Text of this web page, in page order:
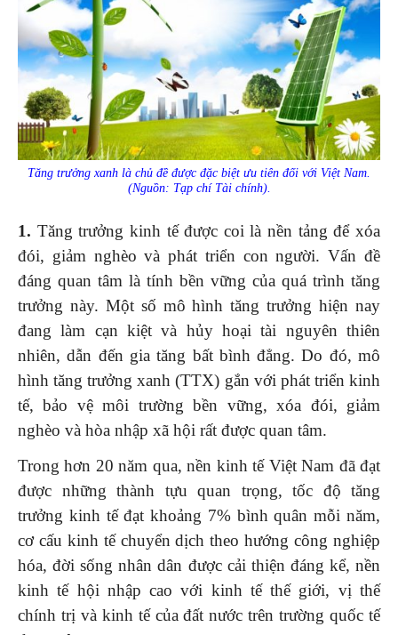
Tăng trưởng xanh là chủ đề được đặc biệt ưu tiên đối với Việt Nam.
(Nguồn: Tạp chí Tài chính).
1. Tăng trưởng kinh tế được coi là nền tảng để xóa
đói, giảm nghèo và phát triển con người. Vấn đề
đáng quan tâm là tính bền vững của quá trình tăng
trưởng này. Một số mô hình tăng trưởng hiện nay
đang làm cạn kiệt và hủy hoại tài nguyên thiên
nhiên, dẫn đến gia tăng bất bình đẳng. Do đó, mô
hình tăng trưởng xanh (TTX) gắn với phát triển kinh
tế, bảo vệ môi trường bền vững, xóa đói, giảm
nghèo và hòa nhập xã hội rất được quan tâm.
Trong hơn 20 năm qua, nền kinh tế Việt Nam đã đạt
được những thành tựu quan trọng, tốc độ tăng
trưởng kinh tế đạt khoảng 7% bình quân mỗi năm,
cơ cấu kinh tế chuyển dịch theo hướng công nghiệp
hóa, đời sống nhân dân được cải thiện đáng kể, nền
kinh tế hội nhập cao với kinh tế thế giới, vị thế
chính trị và kinh tế của đất nước trên trường quốc tế